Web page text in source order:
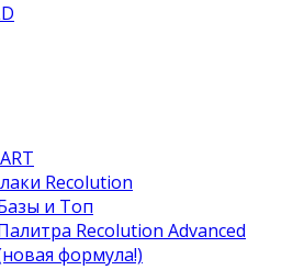
Recolution
и Топ
Recolution Advanced
формула!)